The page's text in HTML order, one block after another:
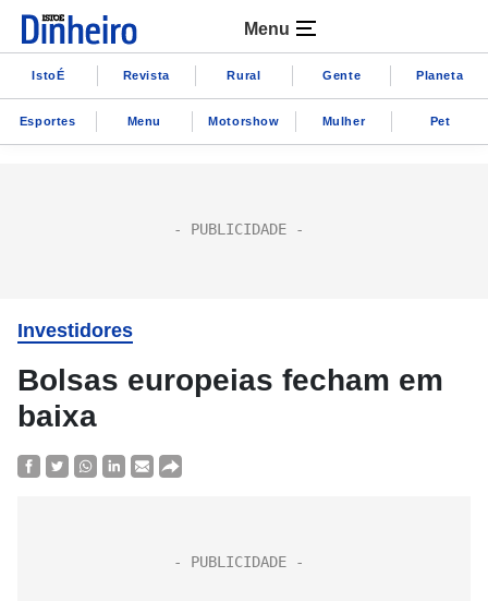
Menu
IstoÉ Revista Rural Gente Planeta
Esportes Menu Motorshow Mulher Pet
Investidores
Bolsas europeias fecham em
baixa